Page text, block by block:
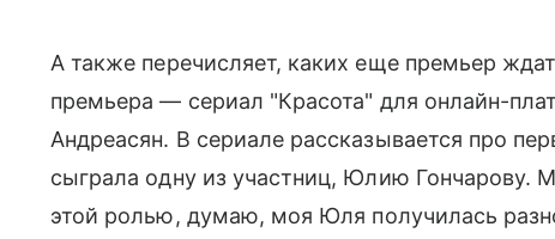
А также перечисляет, каких еще премьер
премьера — сериал "Красота" для онлайн-
Андреасян. В сериале рассказывается про
сыграла одну из участниц, Юлию Гончарову.
этой ролью, думаю, моя Юля получилась